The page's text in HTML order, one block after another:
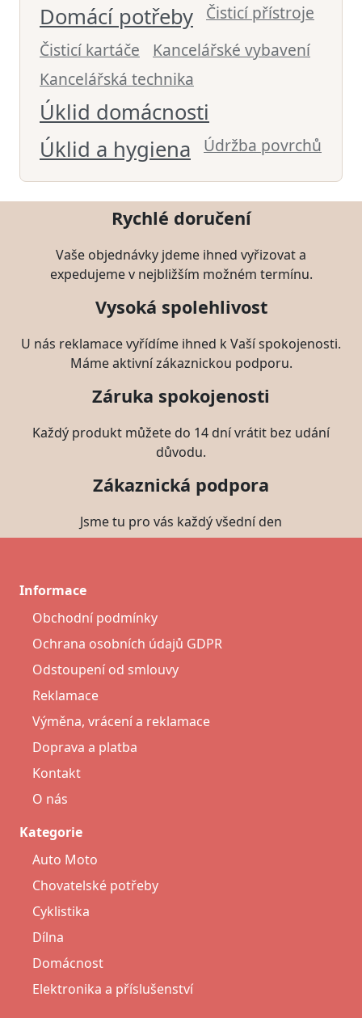
Domácí potřeby
Čisticí přístroje
Čisticí kartáče
Kancelářské vybavení
Kancelářská technika
Úklid domácnosti
Úklid a hygiena
Údržba povrchů
Rychlé doručení
Vaše objednávky jdeme ihned vyřizovat a
expedujeme v nejbližším možném termínu.
Vysoká spolehlivost
U nás reklamace vyřídíme ihned k Vaší spokojenosti.
Máme aktivní zákaznickou podporu.
Záruka spokojenosti
Každý produkt můžete do 14 dní vrátit bez udání
důvodu.
Zákaznická podpora
Jsme tu pro vás každý všední den
Informace
Obchodní podmínky
Ochrana osobních údajů GDPR
Odstoupení od smlouvy
Reklamace
Výměna, vrácení a reklamace
Doprava a platba
Kontakt
O nás
Kategorie
Auto Moto
Chovatelské potřeby
Cyklistika
Dílna
Domácnost
Elektronika a příslušenství